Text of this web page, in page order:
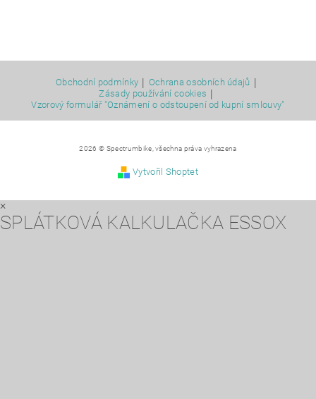
Obchodní podmínky | Ochrana osobních údajů |
Zásady používání cookies |
Vzorový formulář "Oznámení o odstoupení od kupní smlouvy"
2026 © Spectrumbike, všechna práva vyhrazena
Vytvořil Shoptet
×
SPLÁTKOVÁ KALKULAČKA ESSOX